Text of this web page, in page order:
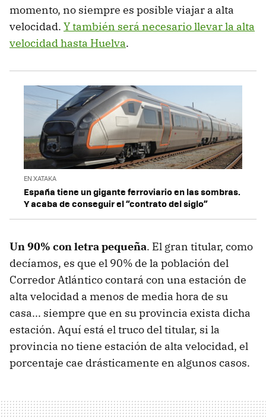
momento, no siempre es posible viajar a alta
velocidad. Y también será necesario llevar la alta
velocidad hasta Huelva.
EN XATAKA
España tiene un gigante ferroviario en las sombras.
Y acaba de conseguir el “contrato del siglo”
Un 90% con letra pequeña. El gran titular, como
decíamos, es que el 90% de la población del
Corredor Atlántico contará con una estación de
alta velocidad a menos de media hora de su
casa... siempre que en su provincia exista dicha
estación. Aquí está el truco del titular, si la
provincia no tiene estación de alta velocidad, el
porcentaje cae drásticamente en algunos casos.